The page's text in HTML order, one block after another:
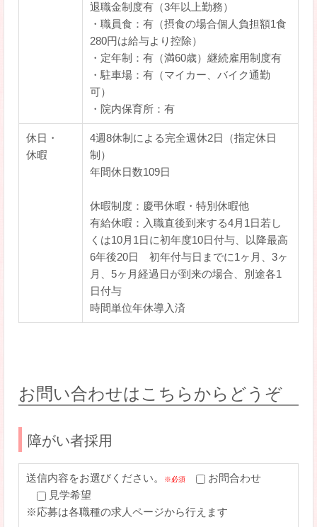
退職金制度有（3年以上勤務）
・職員食：有（摂食の場合個人負担額1食
280円は給与より控除）
・定年制：有（満60歳）継続雇用制度有
・駐車場：有（マイカー、バイク通勤
可）
・院内保育所：有
休日・
休暇
4週8休制による完全週休2日（指定休日
制）
年間休日数109日
休暇制度：慶弔休暇・特別休暇他
有給休暇：入職直後到来する4月1日若し
くは10月1日に初年度10日付与、以降最高
6年後20日 初年付与日までに1ヶ月、3ヶ
月、5ヶ月経過日が到来の場合、別途各1
日付与
時間単位年休導入済
お問い合わせはこちらからどうぞ
障がい者採用
送信内容をお選びください。 ※必須
お問合わせ
見学希望
※応募は各職種の求人ページから行えます